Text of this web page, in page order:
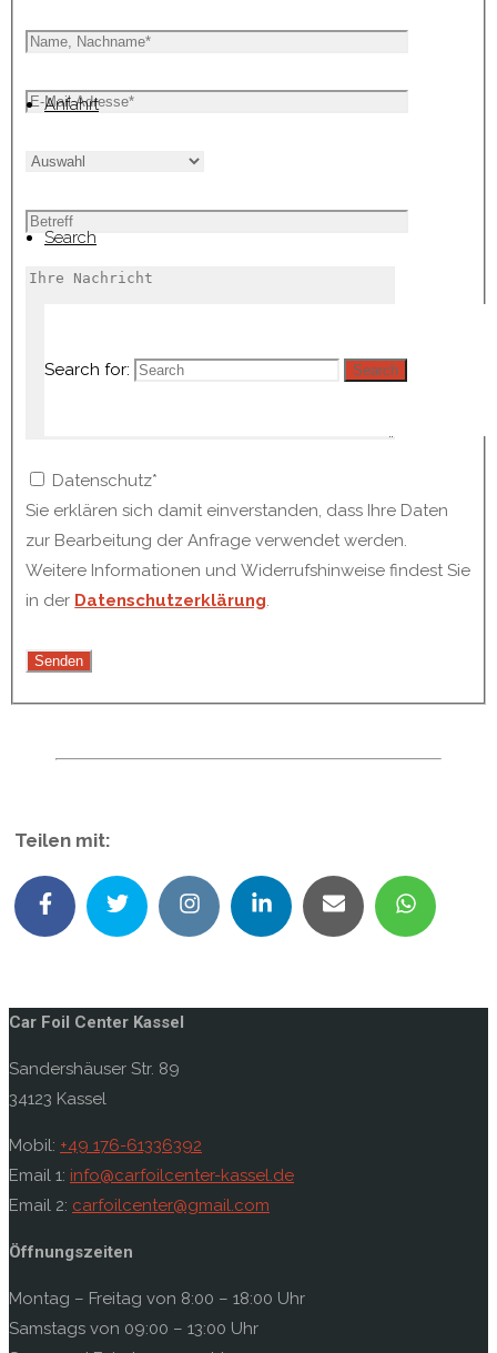
Anfahrt
Search
Search for: Search
Datenschutz*
Sie erklären sich damit einverstanden, dass Ihre Daten
zur Bearbeitung der Anfrage verwendet werden.
Weitere Informationen und Widerrufshinweise findest Sie
in der Datenschutzerklärung.
Teilen mit:
Car Foil Center Kassel
Sandershäuser Str. 89
34123 Kassel
Mobil: +49 176-61336392
Email 1: info@carfoilcenter-kassel.de
Email 2: carfoilcenter@gmail.com
Öffnungszeiten
Montag – Freitag von 8:00 – 18:00 Uhr
Samstags von 09:00 – 13:00 Uhr